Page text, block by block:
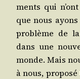
ments qui
que nous
pro­blème de
dans une
monde. Mais
à nous,